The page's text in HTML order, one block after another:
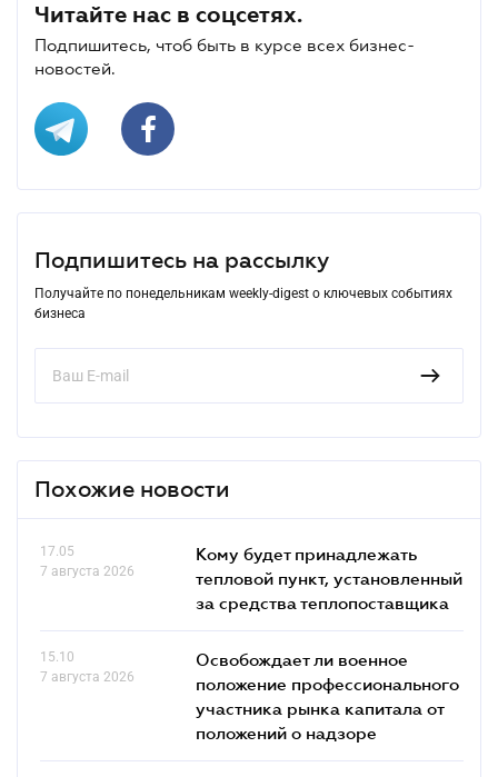
Читайте нас в соцсетях.
Подпишитесь, чтоб быть в курсе всех бизнес-
новостей.
Подпишитесь на рассылку
Получайте по понедельникам weekly-digest о ключевых событиях
бизнеса
Похожие новости
17.05
7 августа 2026
Кому будет принадлежать
тепловой пункт, установленный
за средства теплопоставщика
15.10
7 августа 2026
Освобождает ли военное
положение профессионального
участника рынка капитала от
положений о надзоре